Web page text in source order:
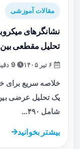
مقالات آموزشی
نشانگرهای
تحلیل مقطعی
9 دقیقه
خلاصه سریع برای
شامل ۴۹۰…
بیشتر بخوانید